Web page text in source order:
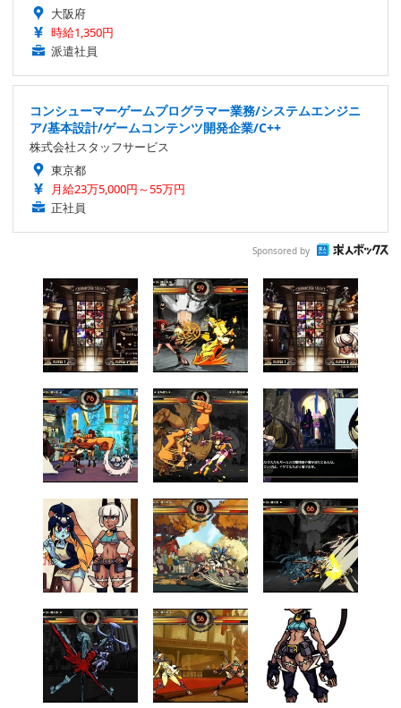
大阪府
時給1,350円
派遣社員
コンシューマーゲームプログラマー業務/システムエンジニ
ア/基本設計/ゲームコンテンツ開発企業/C++
株式会社スタッフサービス
東京都
月給23万5,000円～55万円
正社員
Sponsored by